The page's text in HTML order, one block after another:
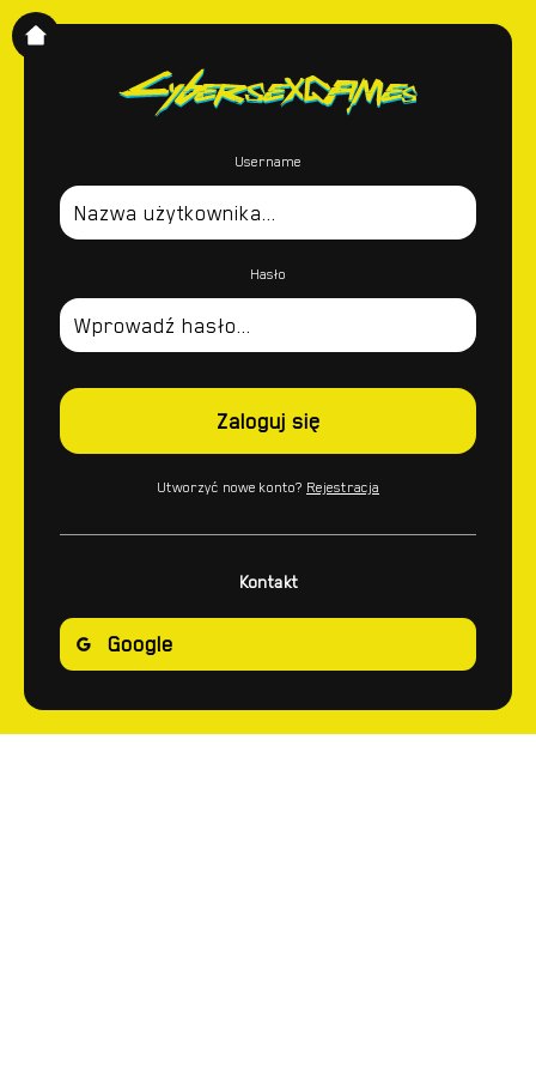
Username
Hasło
Zaloguj się
Utworzyć nowe konto? Rejestracja
Kontakt
Google